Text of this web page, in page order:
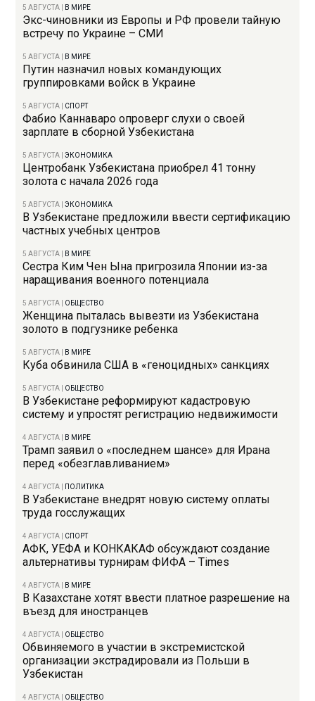
5 АВГУСТА В МИРЕ
Экс-чиновники из Европы и РФ провели тайную
встречу по Украине – СМИ
5 АВГУСТА В МИРЕ
Путин назначил новых командующих
группировками войск в Украине
5 АВГУСТА СПОРТ
Фабио Каннаваро опроверг слухи о своей
зарплате в сборной Узбекистана
5 АВГУСТА |ЭКОНОМИКА
Центробанк Узбекистана приобрел 41 тонну
золота с начала 2026 года
5 АВГУСТА |ЭКОНОМИКА
В Узбекистане предложили ввести сертификацию
частных учебных центров
5 АВГУСТА В МИРЕ
Сестра Ким Чен Ына пригрозила Японии из-за
наращивания военного потенциала
5 АВГУСТА ОБЩЕСТВО
Женщина пыталась вывезти из Узбекистана
золото в подгузнике ребенка
5 АВГУСТА В МИРЕ
Куба обвинила США в «геноцидных» санкциях
5 АВГУСТА ОБЩЕСТВО
В Узбекистане реформируют кадастровую
систему и упростят регистрацию недвижимости
4 АВГУСТА В МИРЕ
Трамп заявил о «последнем шансе» для Ирана
перед «обезглавливанием»
4 АВГУСТА ПОЛИТИКА
В Узбекистане внедрят новую систему оплаты
труда госслужащих
4 АВГУСТА СПОРТ
АФК, УЕФА и КОНКАКАФ обсуждают создание
альтернативы турнирам ФИФА – Times
4 АВГУСТА В МИРЕ
В Казахстане хотят ввести платное разрешение на
въезд для иностранцев
4 АВГУСТА ОБЩЕСТВО
Обвиняемого в участии в экстремистской
организации экстрадировали из Польши в
Узбекистан
4 АВГУСТА ОБЩЕСТВО